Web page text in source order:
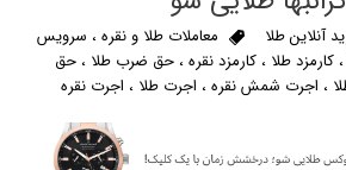
آنلاین طلا معاملات طلا و نقره، سرویس
، کارمزد طلا ، کارمزد نقره، حق ضرب طلا ، حق
، اجرت شمش نقره، اجرت طلا ، اجرت نقره